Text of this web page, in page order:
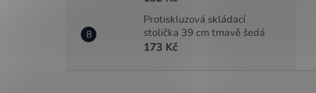
Protiskluzová skládací
stolička 39 cm tmavě šedá
173 Kč